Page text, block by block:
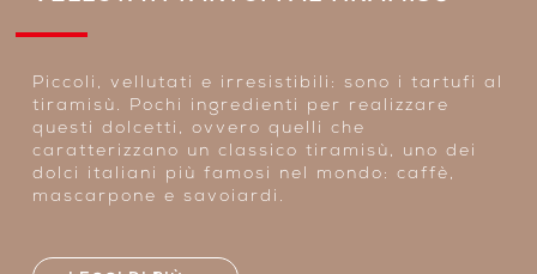
Piccoli, vellutati e irresistibili: sono i tartufi al
tiramisù. Pochi ingredienti per realizzare
questi dolcetti, ovvero quelli che
caratterizzano un classico tiramisù, uno dei
dolci italiani più famosi nel mondo: caffè,
mascarpone e savoiardi.